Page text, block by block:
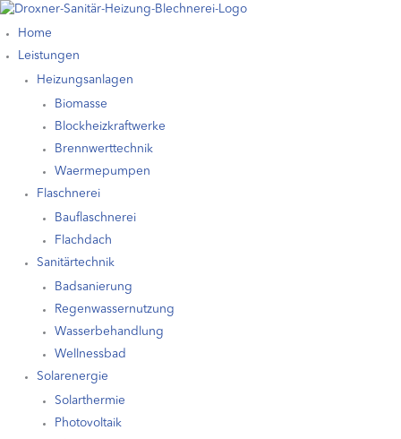
Zum
Inhalt
springen
Home
Leistungen
Heizungsanlagen
Biomasse
Blockheizkraftwerke
Brennwerttechnik
Waermepumpen
Flaschnerei
Bauflaschnerei
Flachdach
Sanitärtechnik
Badsanierung
Regenwassernutzung
Wasserbehandlung
Wellnessbad
Solarenergie
Solarthermie
Photovoltaik